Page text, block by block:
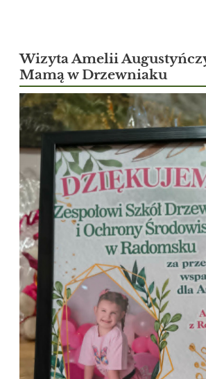
Wizyta Amelii
Mamą w Drzewniaku